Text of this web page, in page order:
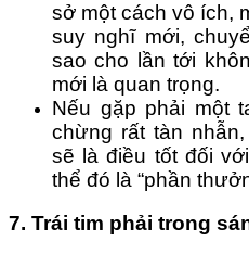
sở một cách vô ích,
suy nghĩ mới,
sao cho lần tới
mới là quan trọng.
Nếu gặp phải một
chừng rất tàn
sẽ là điều tốt đối
thể đó là “phần
7. Trái tim phải trong